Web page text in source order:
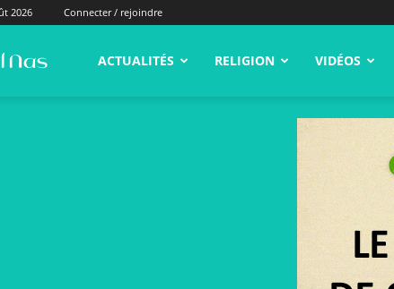
2026 Connecter / rejoindre
alNas.fr ACTUALITÉS RELIGION VIDÉOS